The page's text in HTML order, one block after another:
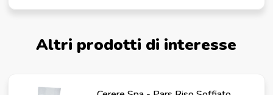
Altri prodotti di interesse